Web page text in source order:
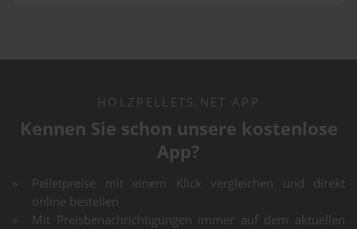
HOLZPELLETS.NET APP
Kennen Sie schon unsere kostenlose
App?
Pelletpreise mit einem Klick vergleichen und direkt
online bestellen
Mit Preisbenachrichtigungen immer auf dem aktuellen